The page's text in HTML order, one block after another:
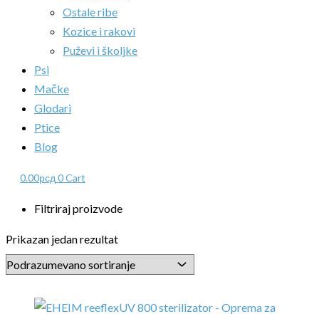
Ostale ribe
Kozice i rakovi
Puževi i školjke
Psi
Mačke
Glodari
Ptice
Blog
0.00рсд 0Cart
Filtriraj proizvode
Prikazan jedan rezultat